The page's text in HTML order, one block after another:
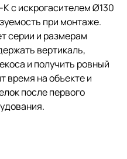
с искрогасителем Ø130
при монтаже.
серии и размерам
вертикаль,
и получить ровный
время на объекте и
после первого